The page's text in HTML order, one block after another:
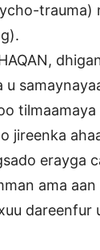
trauma)
tilmaamaya
jireenka
erayga
ama